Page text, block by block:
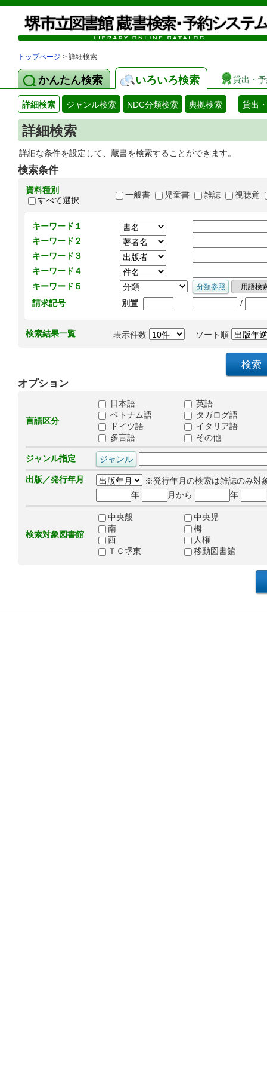
トップページ > 詳細検索
かんたん検索 いろいろ検索 貸出・
詳細検索 ジャンル検索 NDC分類検索 典拠検索 貸出
詳細検索
詳細な条件を設定して、蔵書を検索することができます。
検索条件
資料種別
すべて選択
一般書 児童書 雑誌 視聴覚
キーワード１
キーワード２
キーワード３
キーワード４
キーワード５
請求記号
別置 /
検索結果一覧 表示件数 ソート順
オプション
言語区分
日本語
英語
ベトナム語
タガログ語
ドイツ語
イタリア語
多言語
その他
ジャンル指定
出版／発行年月
※発行年月の検索は雑誌のみ対
年
月から 年
検索対象図書館
中央般
中央児
南
栂
西
人権
ＴＣ堺東
移動図書館